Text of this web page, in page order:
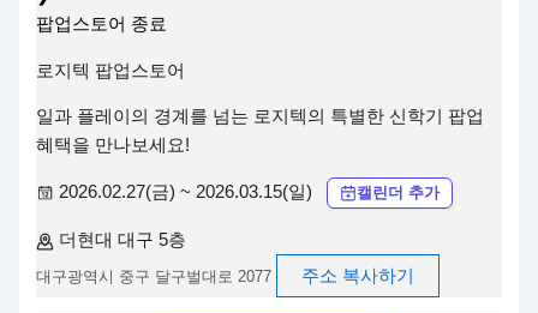
팝업스토어 종료
로지텍 팝업스토어
일과 플레이의 경계를 넘는 로지텍의 특별한 신학기 팝업
혜택을 만나보세요!
2026.02.27(금) ~ 2026.03.15(일) 캘린더 추가
더현대 대구 5층
대구광역시 중구 달구벌대로 2077 주소 복사하기